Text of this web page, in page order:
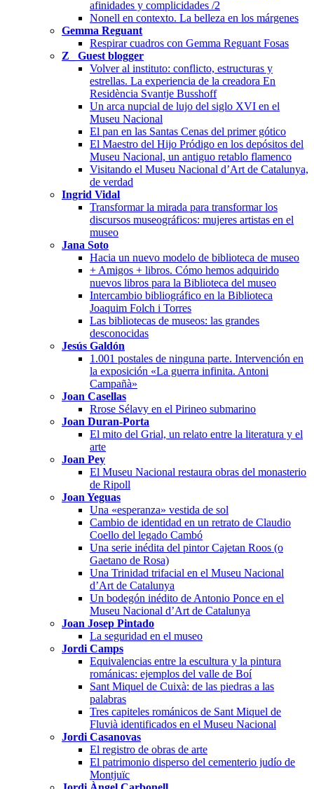
afinidades y complicidades /2
Nonell en contexto. La belleza en los márgenes
Gemma Reguant
Respirar cuadros con Gemma Reguant Fosas
Z_ Guest blogger
Volver al instituto: conflicto, estructuras y
estrellas. La experiencia de la creadora En
Residència Svantje Busshoff
Un arca nupcial de lujo del siglo XVI en el
Museu Nacional
El pan en las Santas Cenas del primer gótico
El Maestro del Hijo Pródigo en los depósitos del
Museu Nacional, un antiguo retablo flamenco
Visitando el Museu Nacional d’Art de Catalunya,
de verdad
Ingrid Vidal
Transformar la mirada para transformar los
discursos museográficos: mujeres artistas en el
museo
Jana Soto
Hacia un nuevo modelo de biblioteca de museo
+ Amigos + libros. Cómo hemos adquirido
nuevos libros para la Biblioteca del museo
Intercambio bibliográfico en la Biblioteca
Joaquim Folch i Torres
Las bibliotecas de museos: las grandes
desconocidas
Jesús Galdón
1.001 postales de ninguna parte. Intervención en
la exposición «La guerra infinita. Antoni
Campañà»
Joan Casellas
Rrose Sélavy en el Pirineo submarino
Joan Duran-Porta
El mito del Grial, un relato entre la literatura y el
arte
Joan Pey
El Museu Nacional restaura obras del monasterio
de Ripoll
Joan Yeguas
Una «esperanza» vestida de sol
Cambio de identidad en un retrato de Claudio
Coello del legado Cambó
Una serie inédita del pintor Cajetan Roos (o
Gaetano de Rosa)
Una Trinidad trifacial en el Museu Nacional
d’Art de Catalunya
Un bodegón inédito de Antonio Ponce en el
Museu Nacional d’Art de Catalunya
Joan Josep Pintado
La seguridad en el museo
Jordi Camps
Equivalencias entre la escultura y la pintura
románicas: ejemplos del valle de Boí
Sant Miquel de Cuixà: de las piedras a las
palabras
Tres capiteles románicos de Sant Miquel de
Fluvià identificados en el Museu Nacional
Jordi Casanovas
El registro de obras de arte
El patrimonio disperso del cementerio judío de
Montjuïc